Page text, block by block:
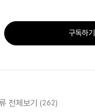
구독하기
전체보기 (262)